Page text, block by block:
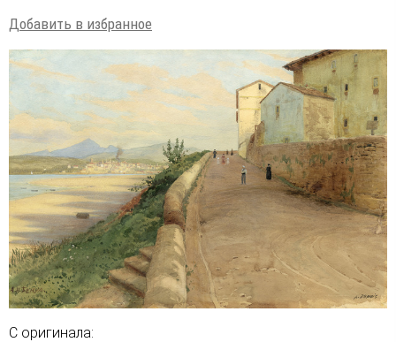
Добавить в избранное
С оригинала: